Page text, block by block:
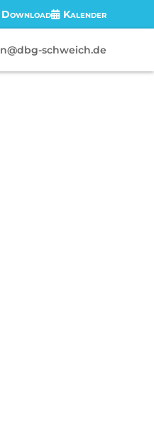
Download Kalender
schweich.de